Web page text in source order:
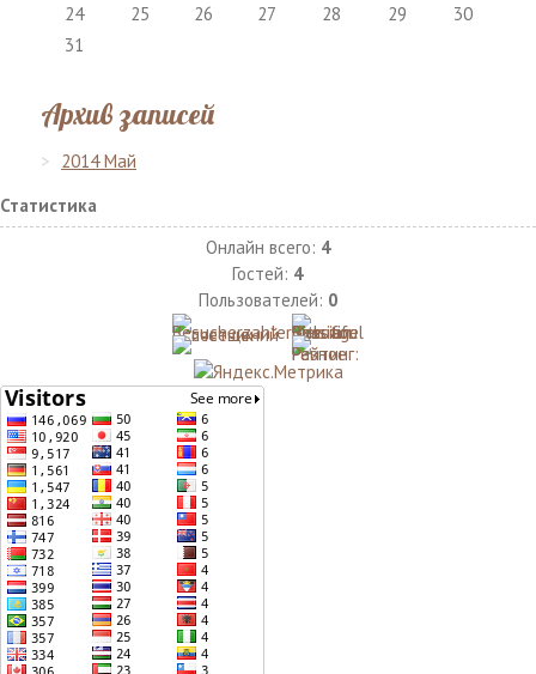
24
25 26 27 28 29
30
31
Архив записей
2014 Май
Статистика
Онлайн всего: 4
Гостей: 4
Пользователей: 0